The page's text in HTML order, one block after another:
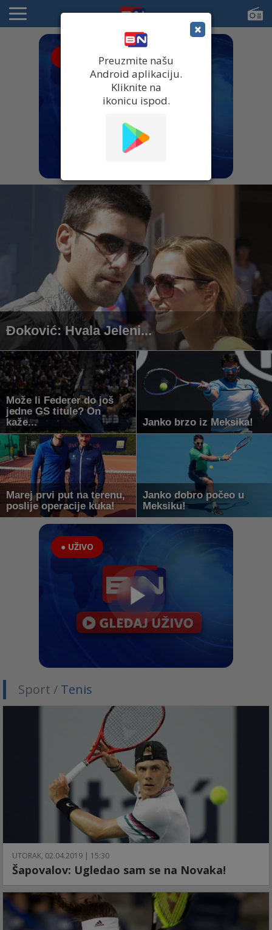
Đoković: Hvala Jeleni...
Može li Federer do još
jedne GS titule? On
kaže...
Janko brzo iz Meksika!
Marej prvi put na terenu,
poslije operacije kuka!
Janko dobro počeo u
Meksiku!
● UŽIVO
Sport / Tenis
UTORAK, 02.04.2019 | 15:30
Šapovalov: Ugledao sam se na Novaka!
×
Preuzmite našu
Android aplikaciju.
Kliknite na
ikonicu ispod.